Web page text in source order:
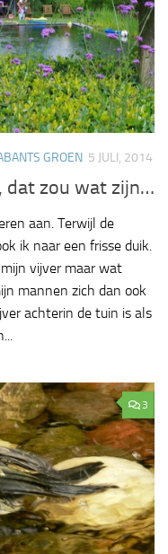
GROEN 5 JULI, 2014
dat zou wat zijn…
aan. Terwijl de
ik naar een frisse duik.
vijver maar wat
mannen zich dan ook
achterin de tuin is als
3